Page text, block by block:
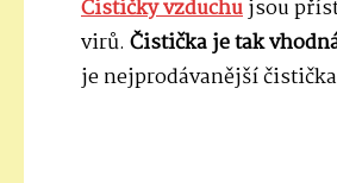
Čističky vzduchujsou
virů. Čistička je tak
je nejprodávanější